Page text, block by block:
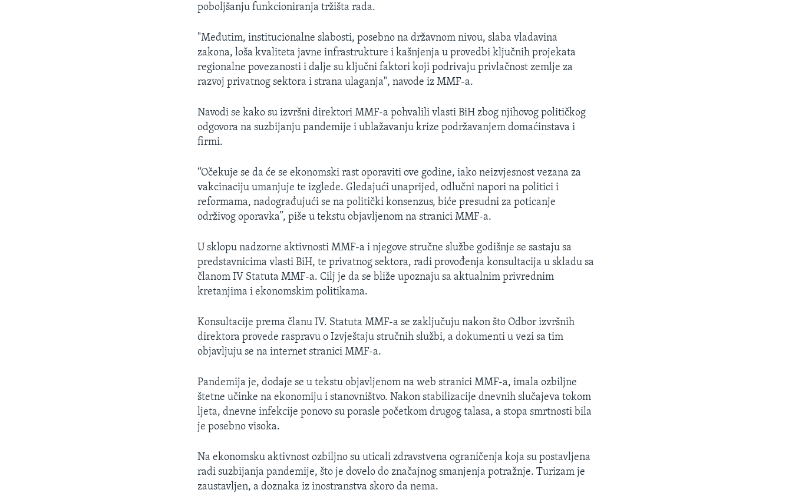
poboljšanju funkcioniranja tržišta rada.
"Međutim, institucionalne slabosti, posebno na državnom nivou, slaba vladavina
zakona, loša kvaliteta javne infrastrukture i kašnjenja u provedbi ključnih projekata
regionalne povezanosti i dalje su ključni faktori koji podrivaju privlačnost zemlje za
razvoj privatnog sektora i strana ulaganja", navode iz MMF-a.
Navodi se kako su izvršni direktori MMF-a pohvalili vlasti BiH zbog njihovog političkog
odgovora na suzbijanju pandemije i ublažavanju krize podržavanjem domaćinstava i
firmi.
“Očekuje se da će se ekonomski rast oporaviti ove godine, iako neizvjesnost vezana za
vakcinaciju umanjuje te izglede. Gledajući unaprijed, odlučni napori na politici i
reformama, nadograđujući se na politički konsenzus, biće presudni za poticanje
održivog oporavka”, piše u tekstu objavljenom na stranici MMF-a.
U sklopu nadzorne aktivnosti MMF-a i njegove stručne službe godišnje se sastaju sa
predstavnicima vlasti BiH, te privatnog sektora, radi provođenja konsultacija u skladu sa
članom IV Statuta MMF-a. Cilj je da se bliže upoznaju sa aktualnim privrednim
kretanjima i ekonomskim politikama.
Konsultacije prema članu IV. Statuta MMF-a se zaključuju nakon što Odbor izvršnih
direktora provede raspravu o Izvještaju stručnih službi, a dokumenti u vezi sa tim
objavljuju se na internet stranici MMF-a.
Pandemija je, dodaje se u tekstu objavljenom na web stranici MMF-a, imala ozbiljne
štetne učinke na ekonomiju i stanovništvo. Nakon stabilizacije dnevnih slučajeva tokom
ljeta, dnevne infekcije ponovo su porasle početkom drugog talasa, a stopa smrtnosti bila
je posebno visoka.
Na ekonomsku aktivnost ozbiljno su uticali zdravstvena ograničenja koja su postavljena
radi suzbijanja pandemije, što je dovelo do značajnog smanjenja potražnje. Turizam je
zaustavljen, a doznaka iz inostranstva skoro da nema.